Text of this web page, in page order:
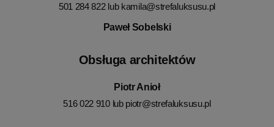
501 284 822 lub kamila@strefaluksusu.pl
Paweł Sobelski
Obsługa architektów
Piotr Anioł
516 022 910 lub piotr@strefaluksusu.pl